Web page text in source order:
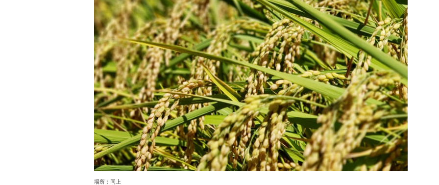
場所：同上